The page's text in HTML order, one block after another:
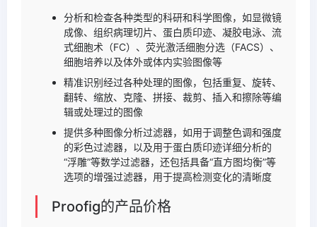
分析和检查各种类型的科研和科学图像，如显微镜
成像、组织病理切片、蛋白质印迹、凝胶电泳、流
式细胞术（FC）、荧光激活细胞分选（FACS）、
细胞培养以及体外或体内实验图像等
精准识别经过各种处理的图像，包括重复、旋转、
翻转、缩放、克隆、拼接、裁剪、插入和擦除等编
辑或处理过的图像
提供多种图像分析过滤器，如用于调整色调和强度
的彩色过滤器，以及用于蛋白质印迹详细分析的
“浮雕”等数学过滤器，还包括具备“直方图均衡”等
选项的增强过滤器，用于提高检测变化的清晰度
Proofig的产品价格